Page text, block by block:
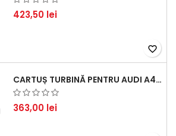
423,50 lei
favorite_border
CARTUȘ TURBINĂ PENTRU AUDI A4, A6, SKODA SUPERB ȘI VW PASSAT, MOTOR DIESEL 1.9 TDI
363,00 lei